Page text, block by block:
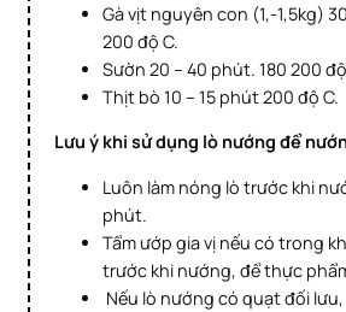
Gà vịt nguyên con (1,-1,5kg) 30 – 40 phút.180 –
200 độ C.
Sườn 20 – 40 phút. 180 200
Thịt bò 10 – 15 phút 200 độ C.
Lưu ý khi sử dụng lò nướng để
Luôn làm nóng lò trước khi nướng khoảng 15
phút.
Tẩm ướp gia vị nếu có trong khoảng 30 phút
trước khi nướng, để thực
Nếu lò nướng có quạt đối lưu, bật quạt đối lưu